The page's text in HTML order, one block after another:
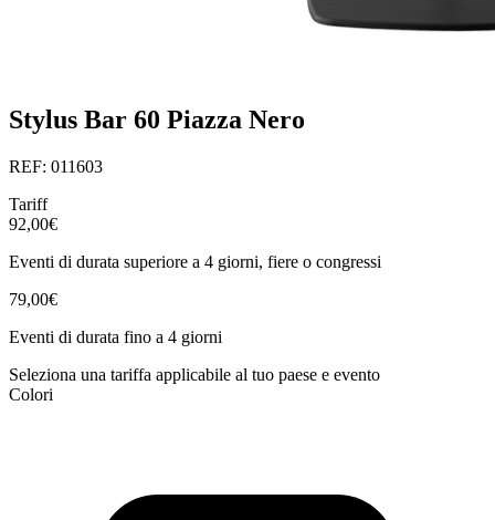
Stylus Bar 60 Piazza Nero
REF: 011603
Tariff
92,00€
Eventi di durata superiore a 4 giorni, fiere o congressi
79,00€
Eventi di durata fino a 4 giorni
Seleziona una tariffa applicabile al tuo paese e evento
Colori